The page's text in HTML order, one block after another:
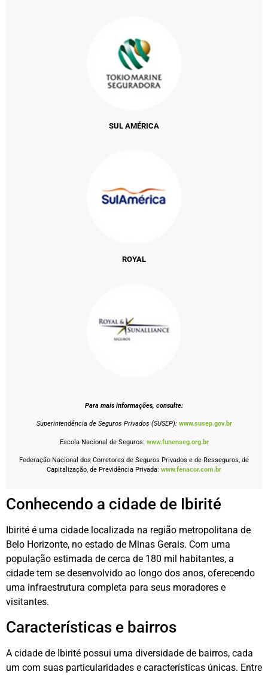
SUL AMÉRICA
ROYAL
Para mais informações, consulte:
Superintendência de Seguros Privados (SUSEP): www.susep.gov.br
Escola Nacional de Seguros: www.funenseg.org.br
Federação Nacional dos Corretores de Seguros Privados e de Resseguros, de
Capitalização, de Previdência Privada: www.fenacor.com.br
Conhecendo a cidade de Ibirité
Ibirité é uma cidade localizada na região metropolitana de
Belo Horizonte, no estado de Minas Gerais. Com uma
população estimada de cerca de 180 mil habitantes, a
cidade tem se desenvolvido ao longo dos anos, oferecendo
uma infraestrutura completa para seus moradores e
visitantes.
Características e bairros
A cidade de Ibirité possui uma diversidade de bairros, cada
um com suas particularidades e características únicas. Entre